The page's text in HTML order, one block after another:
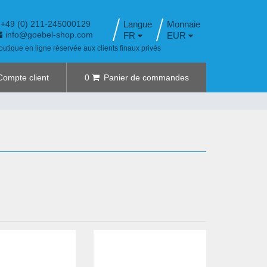
Langue
FR
EUR
+49 (0) 211-245000129
info@goebel-shop.com
en ligne réservée aux clients finaux privés
client 0 Panier de commandes